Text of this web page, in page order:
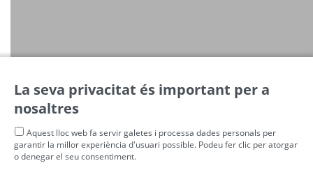
La seva privacitat és important per a
nosaltres
Aquest lloc web fa servir galetes i processa dades personals per
garantir la millor experiència d'usuari possible. Podeu fer clic per atorgar
o denegar el seu consentiment.